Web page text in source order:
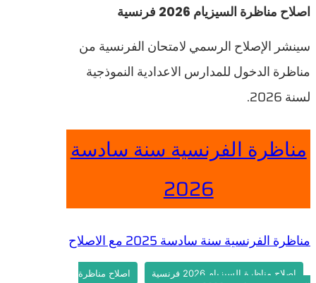
اصلاح مناظرة السيزيام 2026 فرنسية
سينشر الإصلاح الرسمي لامتحان الفرنسية من
مناظرة الدخول للمدارس الاعدادية النموذجية
لسنة 2026.
مناظرة الفرنسية سنة سادسة
2026
مناظرة الفرنسية سنة سادسة 2025 مع الاصلاح
اصلاح مناظرة السيزيام 2026 فرنسية
اصلاح مناظرة